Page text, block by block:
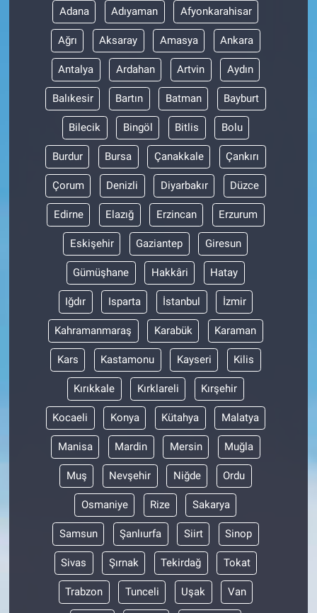
Adana Adıyaman Afyonkarahisar
Ağrı Aksaray Amasya Ankara
Antalya Ardahan Artvin Aydın
Balıkesir Bartın Batman Bayburt
Bilecik Bingöl Bitlis Bolu
Burdur Bursa Çanakkale Çankırı
Çorum Denizli Diyarbakır Düzce
Edirne Elazığ Erzincan Erzurum
Eskişehir Gaziantep Giresun
Gümüşhane Hakkâri Hatay
Iğdır Isparta İstanbul İzmir
Kahramanmaraş Karabük Karaman
Kars Kastamonu Kayseri Kilis
Kırıkkale Kırklareli Kırşehir
Kocaeli Konya Kütahya Malatya
Manisa Mardin Mersin Muğla
Muş Nevşehir Niğde Ordu
Osmaniye Rize Sakarya
Samsun Şanlıurfa Siirt Sinop
Sivas Şırnak Tekirdağ Tokat
Trabzon Tunceli Uşak Van